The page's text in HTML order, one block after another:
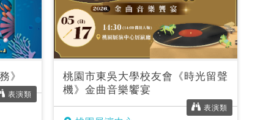
》
表演類
桃園市東吳大學校友會《時光留聲
機》金曲音樂饗宴
表演類